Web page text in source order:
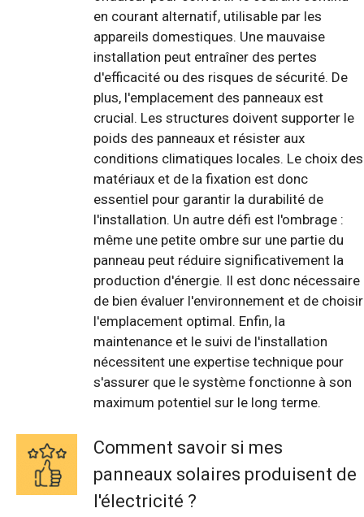
en courant alternatif, utilisable par les
appareils domestiques. Une mauvaise
installation peut entraîner des pertes
d'efficacité ou des risques de sécurité. De
plus, l'emplacement des panneaux est
crucial. Les structures doivent supporter le
poids des panneaux et résister aux
conditions climatiques locales. Le choix des
matériaux et de la fixation est donc
essentiel pour garantir la durabilité de
l'installation. Un autre défi est l'ombrage :
même une petite ombre sur une partie du
panneau peut réduire significativement la
production d'énergie. Il est donc nécessaire
de bien évaluer l'environnement et de choisir
l'emplacement optimal. Enfin, la
maintenance et le suivi de l'installation
nécessitent une expertise technique pour
s'assurer que le système fonctionne à son
maximum potentiel sur le long terme.
Comment savoir si mes
panneaux solaires produisent de
l'électricité ?